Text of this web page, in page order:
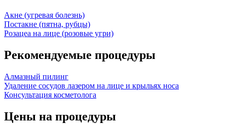
Акне (угревая болезнь)
Постакне (пятна, рубцы)
Розацеа на лице (розовые угри)
Рекомендуемые процедуры
Алмазный пилинг
Удаление сосудов лазером на лице и крыльях носа
Консультация косметолога
Цены на процедуры